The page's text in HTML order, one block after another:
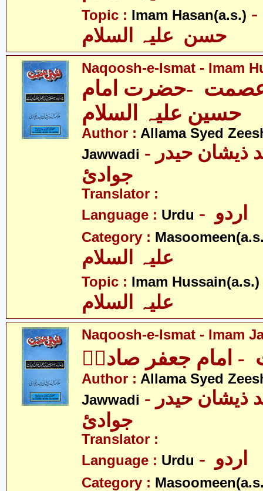
Topic : Imam Hasan(a.s.) - امام
حسن علیہ السلام
Naqoosh-e-Ismat - Imam
-حضرت امام
حسین علیہ السلام
Author : Allama Syed
Jawwadi - علامہ سیّد ذیشان حیدر
جوادئ
Translator :
Language : Urdu
Category :
Topic : Imam Hussain(a.s.)
علیہ السلام
Naqoosh-e-Ismat - Imam
امام جعفر صادقؑ
Author : Allama Syed
Jawwadi - علامہ سیّد ذیشان حیدر
جوادئ
Translator :
Language : Urdu
Category :